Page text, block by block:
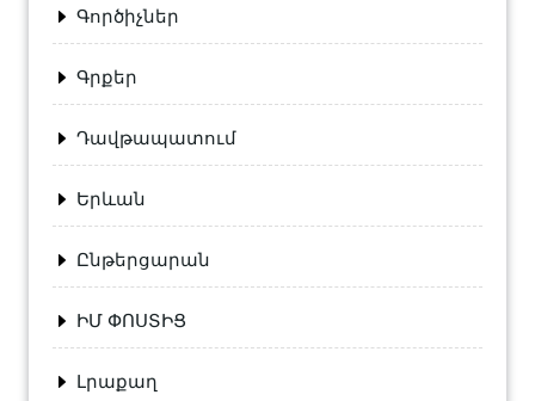
Գործիչներ
Գրքեր
Դավթապատում
Երևան
Ընթերցարան
ԻՄ ՓՈՍՏԻՑ
Լրաքաղ